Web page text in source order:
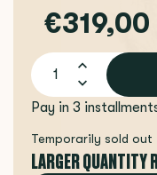
€319,00
Pay in 3
Temporarily sold out
LARGER QUANTITY